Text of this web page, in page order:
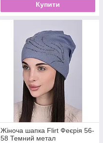
Купити
Жіноча шапка Flirt Феєрія 56-
58 Темний метал